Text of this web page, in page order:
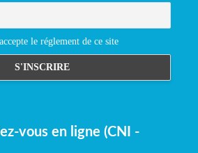
le réglement de ce site
vous en ligne (CNI -